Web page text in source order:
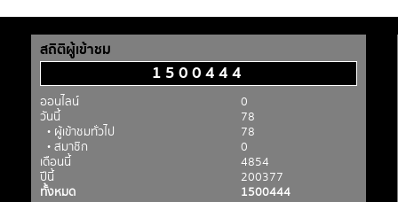
สถิติผู้เข้าชม
1500444
ออนไลน์
0
วันนี้
78
• ผู้เข้าชมทั่วไป
78
• สมาชิก
0
เดือนนี้
4854
ปีนี้
200377
ทั้งหมด
1500444